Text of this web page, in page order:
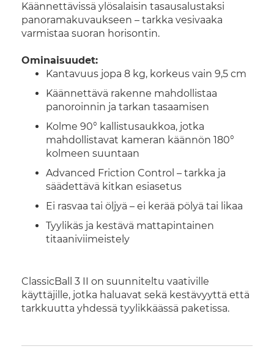
Käännettävissä ylösalaisin tasausalustaksi
panoramakuvaukseen – tarkka vesivaaka
varmistaa suoran horisontin.
Ominaisuudet:
Kantavuus jopa 8 kg, korkeus vain 9,5 cm
Käännettävä rakenne mahdollistaa
panoroinnin ja tarkan tasaamisen
Kolme 90° kallistusaukkoa, jotka
mahdollistavat kameran käännön 180°
kolmeen suuntaan
Advanced Friction Control – tarkka ja
säädettävä kitkan esiasetus
Ei rasvaa tai öljyä – ei kerää pölyä tai likaa
Tyylikäs ja kestävä mattapintainen
titaaniviimeistely
ClassicBall 3 II on suunniteltu vaativille
käyttäjille, jotka haluavat sekä kestävyyttä että
tarkkuutta yhdessä tyylikkäässä paketissa.